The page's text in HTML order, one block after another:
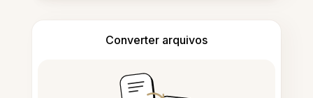
Converter arquivos